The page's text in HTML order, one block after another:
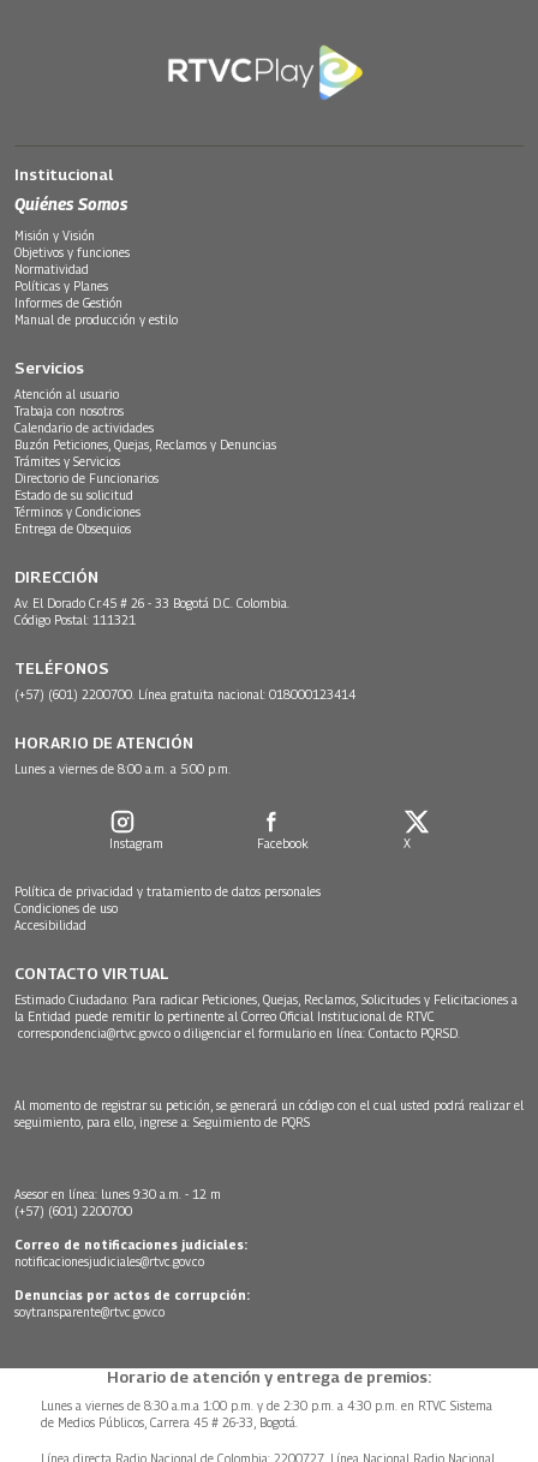
Institucional
Quiénes Somos
Misión y Visión
Objetivos y funciones
Normatividad
Políticas y Planes
Informes de Gestión
Manual de producción y estilo
Servicios
Atención al usuario
Trabaja con nosotros
Calendario de actividades
Buzón Peticiones, Quejas, Reclamos y Denuncias
Trámites y Servicios
Directorio de Funcionarios
Estado de su solicitud
Términos y Condiciones
Entrega de Obsequios
DIRECCIÓN
Av. El Dorado Cr.45 # 26 - 33 Bogotá D.C. Colombia.
Código Postal: 111321
TELÉFONOS
(+57) (601) 2200700. Línea gratuita nacional: 018000123414
HORARIO DE ATENCIÓN
Lunes a viernes de 8:00 a.m. a 5:00 p.m.
Instagram Facebook X
Política de privacidad y tratamiento de datos personales
Condiciones de uso
Accesibilidad
CONTACTO VIRTUAL
Estimado Ciudadano: Para radicar Peticiones, Quejas, Reclamos, Solicitudes y Felicitaciones a
la Entidad puede remitir lo pertinente al Correo Oficial Institucional de RTVC
correspondencia@rtvc.gov.co o diligenciar el formulario en línea: Contacto PQRSD.
Al momento de registrar su petición, se generará un código con el cual usted podrá realizar el
seguimiento, para ello, ingrese a: Seguimiento de PQRS
Asesor en línea: lunes 9:30 a.m. - 12 m
(+57) (601) 2200700
Correo de notificaciones judiciales:
notificacionesjudiciales@rtvc.gov.co
Denuncias por actos de corrupción:
soytransparente@rtvc.gov.co
Horario de atención y entrega de premios:
Lunes a viernes de 8:30 a.m.a 1:00 p.m. y de 2:30 p.m. a 4:30 p.m. en RTVC Sistema
de Medios Públicos, Carrera 45 # 26-33, Bogotá.
Línea directa Radio Nacional de Colombia: 2200727, Línea Nacional Radio Nacional